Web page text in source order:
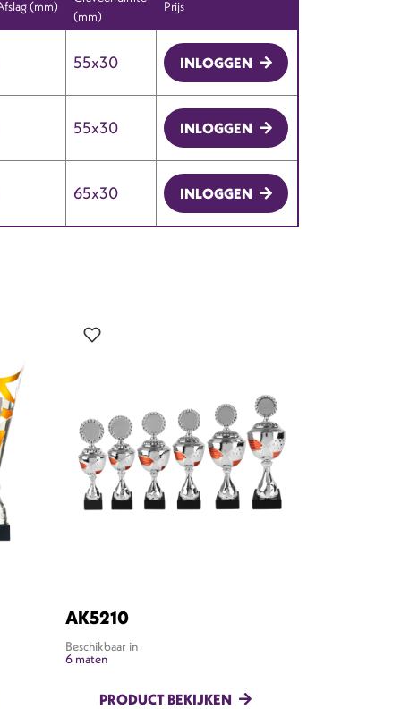
(mm)
(mm)
Prijs
55x30 INLOGGEN
55x30 INLOGGEN
65x30 INLOGGEN
AK5210
Beschikbaar in
6 maten
PRODUCT BEKIJKEN